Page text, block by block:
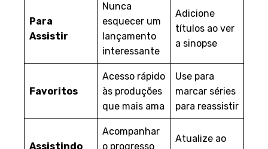
Para
Assistir
Nunca
esquecer um
lançamento
interessante
Adicione
títulos ao ver
a sinopse
Favoritos
Acesso rápido
às produções
que mais ama
Use para
marcar séries
para reassistir
Assistindo
Acompanhar
o progresso
Atualize ao